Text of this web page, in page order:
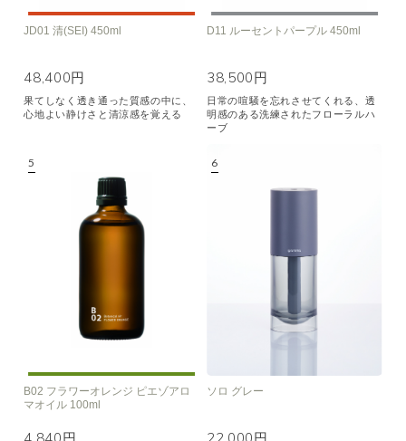
JD01 清(SEI) 450ml
48,400円
果てしなく透き通った質感の中に、
心地よい静けさと清涼感を覚える
D11 ルーセントパープル 450ml
38,500円
日常の喧騒を忘れさせてくれる、透
明感のある洗練されたフローラルハ
ーブ
B02 フラワーオレンジ ピエゾアロ
マオイル 100ml
ソロ グレー